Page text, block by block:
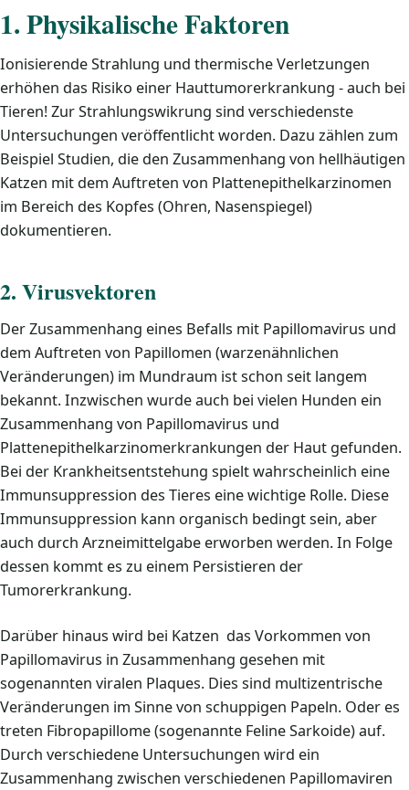
1. Physikalische Faktoren
Ionisierende Strahlung und thermische Verletzungen
erhöhen das Risiko einer Hauttumorerkrankung - auch bei
Tieren! Zur Strahlungswikrung sind verschiedenste
Untersuchungen veröffentlicht worden. Dazu zählen zum
Beispiel Studien, die den Zusammenhang von hellhäutigen
Katzen mit dem Auftreten von Plattenepithelkarzinomen
im Bereich des Kopfes (Ohren, Nasenspiegel)
dokumentieren.
2. Virusvektoren
Der Zusammenhang eines Befalls mit Papillomavirus und
dem Auftreten von Papillomen (warzenähnlichen
Veränderungen) im Mundraum ist schon seit langem
bekannt. Inzwischen wurde auch bei vielen Hunden ein
Zusammenhang von Papillomavirus und
Plattenepithelkarzinomerkrankungen der Haut gefunden.
Bei der Krankheitsentstehung spielt wahrscheinlich eine
Immunsuppression des Tieres eine wichtige Rolle. Diese
Immunsuppression kann organisch bedingt sein, aber
auch durch Arzneimittelgabe erworben werden. In Folge
dessen kommt es zu einem Persistieren der
Tumorerkrankung.
Darüber hinaus wird bei Katzen das Vorkommen von
Papillomavirus in Zusammenhang gesehen mit
sogenannten viralen Plaques. Dies sind multizentrische
Veränderungen im Sinne von schuppigen Papeln. Oder es
treten Fibropapillome (sogenannte Feline Sarkoide) auf.
Durch verschiedene Untersuchungen wird ein
Zusammenhang zwischen verschiedenen Papillomaviren